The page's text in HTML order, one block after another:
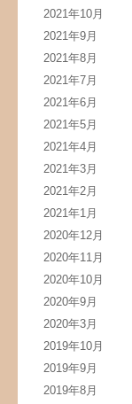
2021年10月
2021年9月
2021年8月
2021年7月
2021年6月
2021年5月
2021年4月
2021年3月
2021年2月
2021年1月
2020年12月
2020年11月
2020年10月
2020年9月
2020年3月
2019年10月
2019年9月
2019年8月